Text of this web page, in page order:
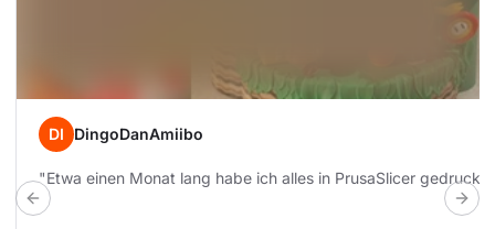
DI DingoDanAmiibo
"Etwa einen Monat lang habe ich alles in PrusaSlicer
Previous build